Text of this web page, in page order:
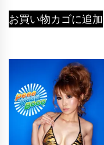
お買い物カゴに追加